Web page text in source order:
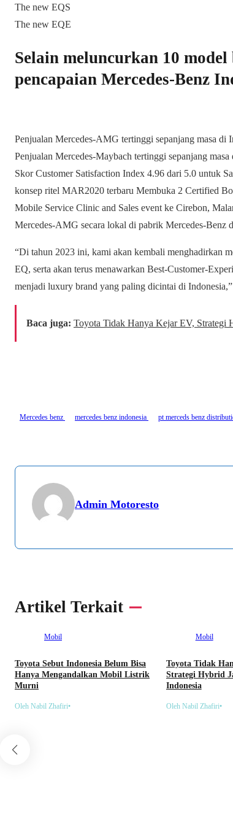
The new EQS
The new EQE
Selain meluncurkan 10
pencapaian Mercedes-Benz
Penjualan Mercedes-AMG tertinggi sepanjang masa di
Penjualan Mercedes-Maybach tertinggi sepanjang
Skor Customer Satisfaction Index 4.96 dari 5.0 untuk
konsep ritel MAR2020 terbaru Membuka 2 Certified
Mobile Service Clinic and Sales event ke Cirebon,
Mercedes-AMG secara lokal di pabrik Mercedes-Benz
“Di tahun 2023 ini, kami akan kembali menghadirkan
EQ, serta akan terus menawarkan Best-Customer-
menjadi luxury brand yang paling dicintai di
Baca juga: Toyota Tidak Hanya Kejar EV, Strategi
Mercedes benz mercedes benz indonesia pt merceds benz
Admin Motoresto
Artikel Terkait
Mobil
Toyota Sebut Indonesia Belum Bisa
Hanya Mengandalkan Mobil Listrik
Murni
Oleh Nabil Zhafiri•
Mobil
Toyota Tidak
Strategi Hybrid
Indonesia
Oleh Nabil Zhafiri•